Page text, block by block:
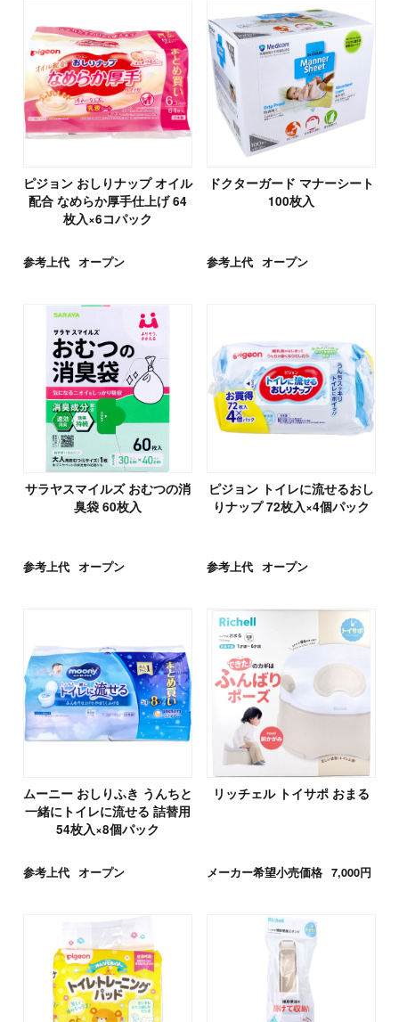
ピジョン おしりナップ オイル
配合 なめらか厚手仕上げ 64
枚入×6コパック
参考上代 オープン
ドクターガード マナーシート
100枚入
参考上代 オープン
サラヤスマイルズ おむつの消
臭袋 60枚入
参考上代 オープン
ピジョン トイレに流せるおし
りナップ 72枚入×4個パック
参考上代 オープン
ムーニー おしりふき うんちと
一緒にトイレに流せる 詰替用
54枚入×8個パック
参考上代 オープン
リッチェル トイサポ おまる
メーカー希望小売価格 7,000円